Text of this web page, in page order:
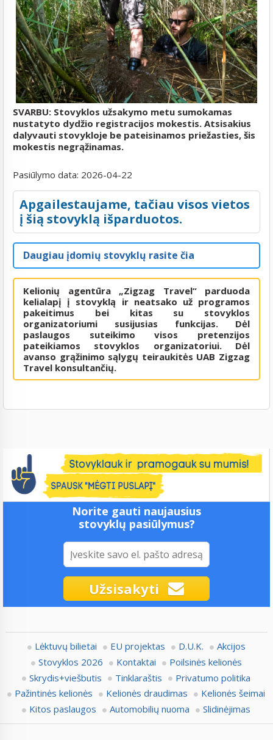
SVARBU: Stovyklos užsakymo metu sumokamas
nustatyto dydžio registracijos mokestis. Atsisakius
dalyvauti stovykloje be pateisinamos priežasties, šis
mokestis negrąžinamas.
Pasiūlymo data: 2026-04-22
Apgailestaujame, tačiau visos vietos
į šią stovyklą išparduotos.
Daugiau įdomių stovyklų rasite čia
Kelionių agentūra „Zigzag Travel“ parduoda
kelialapį į stovyklą ir neatsako už programos
pakeitimus bei kitas su stovyklos
organizatoriumi susijusias funkcijas. Dėl
paslaugos suteikimo visos pretenzijos
pateikiamos stovyklos organizatoriui. Dėl
avanso grąžinimo sąlygų teiraukitės UAB Zigzag
Travel konsultančių.
Norite gauti naujausius
stovyklų pasiūlymus?
Užsisakyti
Lėktuvų bilietai EU projektas D.U.K.
Akcijos
Stovyklos 2026
Kontaktai
Poilsinės kelionės
Skrydis+viešbutis
Tinklaraštis
Privatumo politika
Pažintinės kelionės
Kelionės draudimas
Kelionės šeimai
Kitos paslaugos
Automobilių nuoma Slidinėjimas